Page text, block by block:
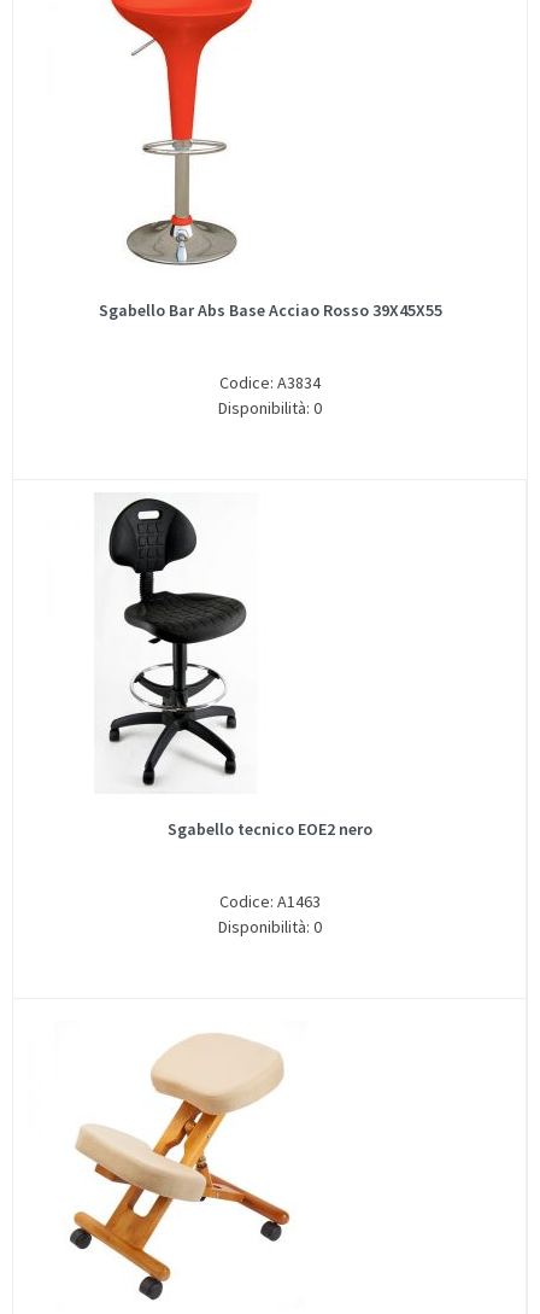
Sgabello Bar Abs Base Acciao Rosso 39X45X55
Codice: A3834
Disponibilità: 0
Sgabello tecnico EOE2 nero
Codice: A1463
Disponibilità: 0